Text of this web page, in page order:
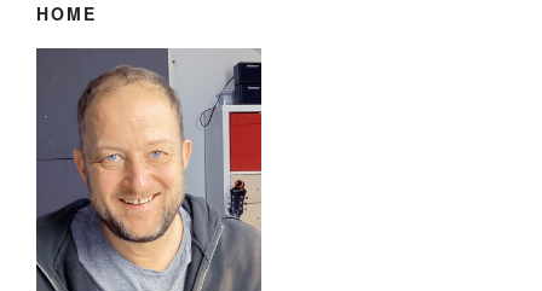
HOME